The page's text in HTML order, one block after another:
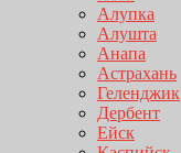
Алупка
Алушта
Анапа
Астрахань
Геленджик
Дербент
Ейск